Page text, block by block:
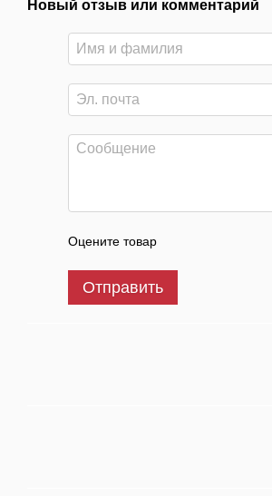
Новый отзыв или комментарий
Оцените товар
Отправить